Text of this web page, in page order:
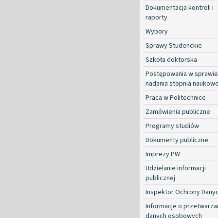
Dokumentacja kontroli i
raporty
Wybory
Sprawy Studenckie
Szkoła doktorska
Postępowania w sprawie
nadania stopnia
Praca w Politechnice
Zamówienia publiczne
Programy studiów
Dokumenty publiczne
Imprezy PW
Udzielanie informacji
publicznej
Inspektor Ochrony
Informacje o
danych osobowych